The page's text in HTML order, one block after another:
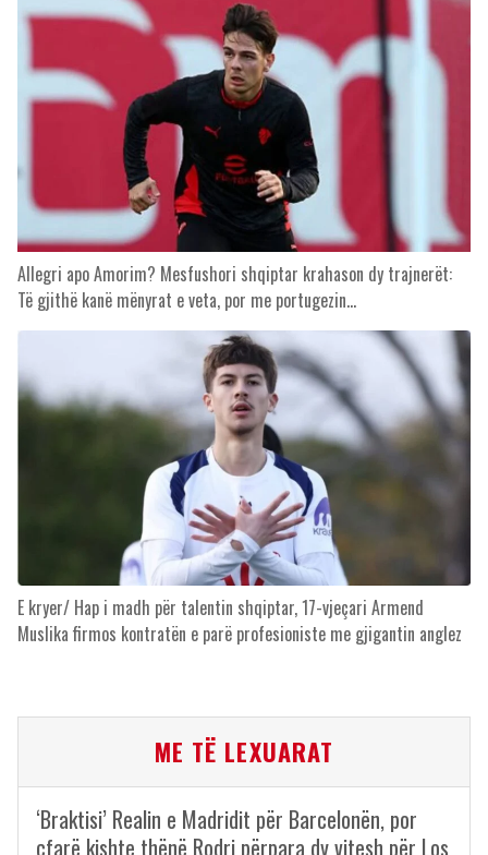
Allegri apo Amorim? Mesfushori shqiptar krahason dy trajnerët:
Të gjithë kanë mënyrat e veta, por me portugezin…
E kryer/ Hap i madh për talentin shqiptar, 17-vjeçari Armend
Muslika firmos kontratën e parë profesioniste me gjigantin anglez
ME TË LEXUARAT
‘Braktisi’ Realin e Madridit për Barcelonën, por
çfarë kishte thënë Rodri përpara dy vitesh për Los